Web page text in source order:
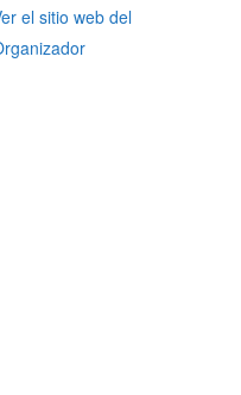
el sitio web del